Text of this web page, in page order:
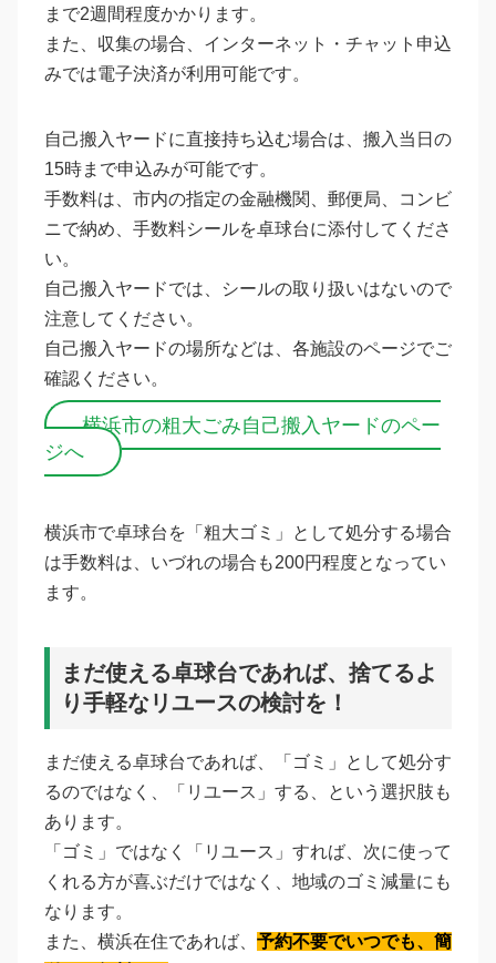
まで2週間程度かかります。
また、収集の場合、インターネット・チャット申込
みでは電子決済が利用可能です。
自己搬入ヤードに直接持ち込む場合は、搬入当日の
15時まで申込みが可能です。
手数料は、市内の指定の金融機関、郵便局、コンビ
ニで納め、手数料シールを卓球台に添付してくださ
い。
自己搬入ヤードでは、シールの取り扱いはないので
注意してください。
自己搬入ヤードの場所などは、各施設のページでご
確認ください。
横浜市の粗大ごみ自己搬入ヤードのペー
ジへ
横浜市で卓球台を「粗大ゴミ」として処分する場合
は手数料は、いづれの場合も200円程度となってい
ます。
まだ使える卓球台であれば、捨てるよ
り手軽なリユースの検討を！
まだ使える卓球台であれば、「ゴミ」として処分す
るのではなく、「リユース」する、という選択肢も
あります。
「ゴミ」ではなく「リユース」すれば、次に使って
くれる方が喜ぶだけではなく、地域のゴミ減量にも
なります。
また、横浜在住であれば、 予約不要でいつでも、簡